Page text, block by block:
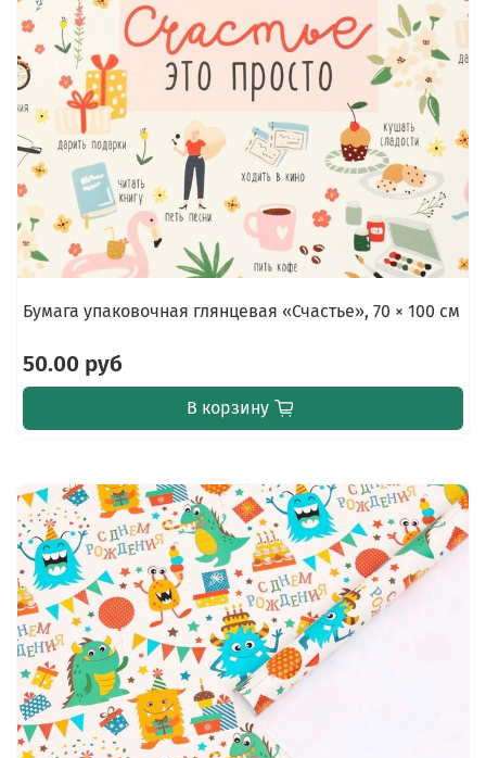
Бумага упаковочная глянцевая «Счастье», 70 × 100 см
50.00 руб
В корзину